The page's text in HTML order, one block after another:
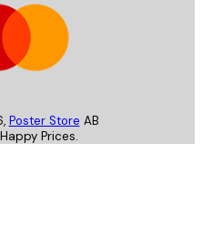
, Poster Store AB
Prices.